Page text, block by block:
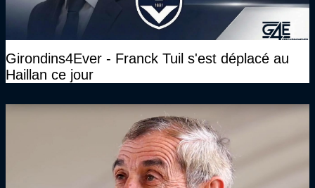
Girondins4Ever - Franck Tuil s'est déplacé au
Haillan ce jour